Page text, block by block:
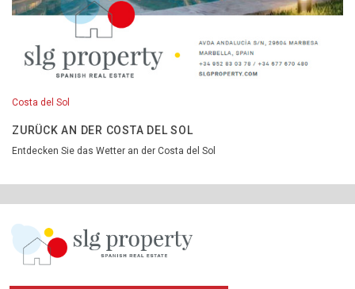
Costa del Sol
ZURÜCK AN DER COSTA DEL SOL
Entdecken Sie das Wetter an der Costa del Sol